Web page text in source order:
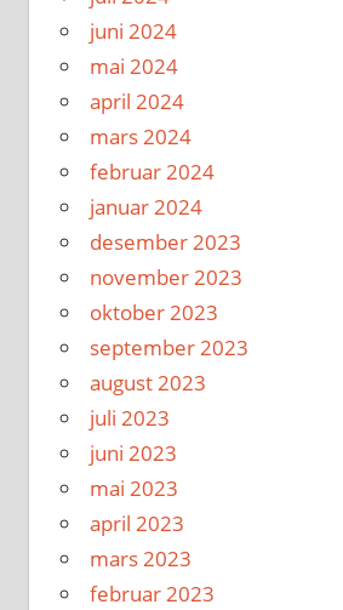
juni 2024
mai 2024
april 2024
mars 2024
februar 2024
januar 2024
desember 2023
november 2023
oktober 2023
september 2023
august 2023
juli 2023
juni 2023
mai 2023
april 2023
mars 2023
februar 2023